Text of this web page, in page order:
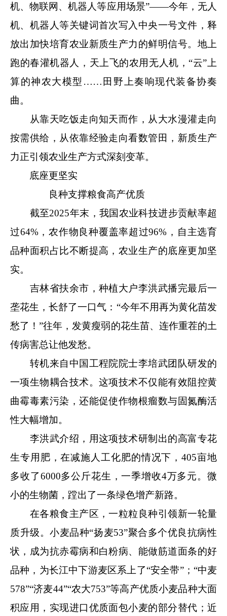
机、物联网、机器人等应用场景”——今年，无人
机、机器人等关键词首次写入中央一号文件，释
放出加快培育农业新质生产力的鲜明信号。地上
跑的春灌机器人，天上飞的农用无人机，“云”上
算的神农大模型……田野上奏响现代装备协奏
曲。
从靠天吃饭走向知天而作，从大水漫灌走向
按需供给，从依靠经验走向看数管田，新质生产
力正引领农业生产方式深刻变革。
底座更坚实
良种支撑粮食高产优质
截至2025年末，我国农业科技进步贡献率超
过64%，农作物良种覆盖率超过96%，自主选育
品种面积占比不断提高，农业生产的底座更加坚
实。
吉林省扶余市，种植大户李洪武播完最后一
垄花生，长舒了一口气：“今年不用再为黄化苗发
愁了！”往年，发黄瘦弱的花生苗、连作重茬的土
传病害总让他发愁。
转机来自中国工程院院士李培武团队研发的
一项生物耦合技术。这项技术不仅能有效阻控黄
曲霉毒素污染，还能促使作物根瘤数与固氮酶活
性大幅增加。
李洪武介绍，用这项技术研制出的高富专花
生专用肥，在减施人工化肥的情况下，405亩地
多收了6000多公斤花生，一季增收4万多元。微
小的生物菌，蹚出了一条绿色增产新路。
在各粮食主产区，一粒粒良种引领新一轮量
质升级。小麦品种“扬麦53”聚合多个优良抗病性
状，成为抗赤霉病和白粉病、能做筋道面条的好
品种，为长江中下游麦区系上了“安全带”；“中麦
578”“济麦44”“农大753”等高产优质小麦品种大面
积应用，实现进口优质面包小麦的部分替代；近